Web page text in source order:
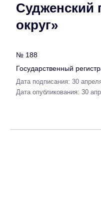
Судженский
округ»
№ 188
Государственный
Дата подписания: 30
Дата опубликования: 30